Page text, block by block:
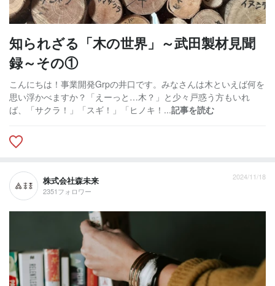
知られざる「木の世界」～武田製材見聞
録～その①
こんにちは！事業開発Grpの井口です。みなさんは木といえば何を
思い浮かべますか？「えーっと…木？」と少々戸惑う方もいれ
ば、「サクラ！」「スギ！」「ヒノキ！...記事を読む
株式会社森未来
2351フォロワー
2024/11/18